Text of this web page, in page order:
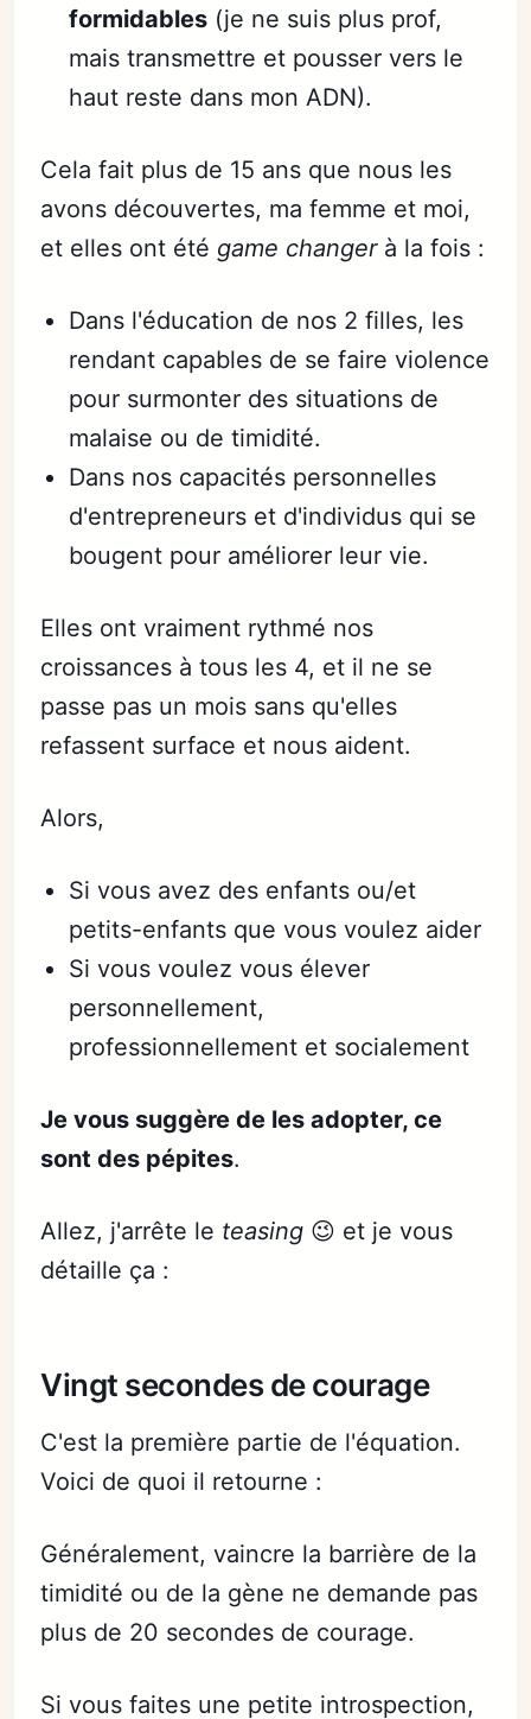
formidables (je ne suis plus prof,
mais transmettre et pousser vers le
haut reste dans mon ADN).
Cela fait plus de 15 ans que nous les
avons découvertes, ma femme et moi,
et elles ont été game changerà la fois :
Dans l'éducation de nos 2 filles, les
rendant capables de se faire violence
pour surmonter des situations de
malaise ou de timidité.
Dans nos capacités personnelles
d'entrepreneurs et d'individus qui se
bougent pour améliorer leur vie.
Elles ont vraiment rythmé nos
croissances à tous les 4, et il ne se
passe pas un mois sans qu'elles
refassent surface et nous aident.
Alors,
Si vous avez des enfants ou/et
petits-enfants que vous voulez aider
Si vous voulez vous élever
personnellement,
professionnellement et socialement
Je vous suggère de les adopter, ce
sont des pépites.
Allez, j'arrête le teasing 😉 et je vous
détaille ça :
Vingt secondes de courage
C'est la première partie de l'équation.
Voici de quoi il retourne :
Généralement, vaincre la barrière de la
timidité ou de la gène ne demande pas
plus de 20 secondes de courage.
Si vous faites une petite introspection,